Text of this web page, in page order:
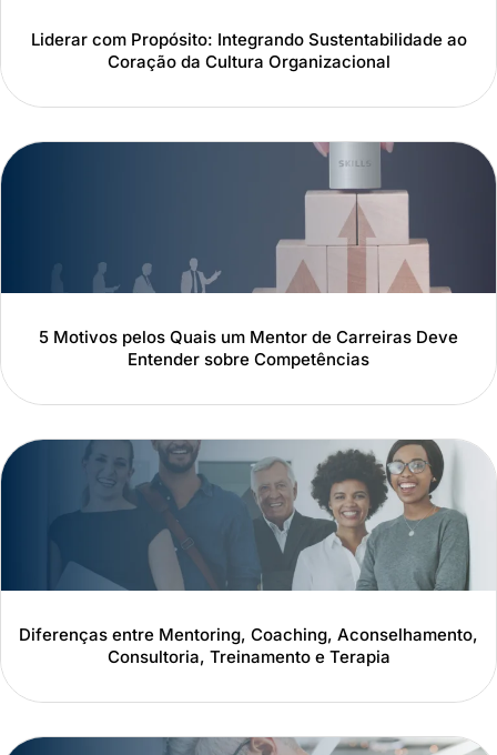
Liderar com Propósito: Integrando Sustentabilidade ao
Coração da Cultura Organizacional
5 Motivos pelos Quais um Mentor de Carreiras Deve
Entender sobre Competências
Diferenças entre Mentoring, Coaching, Aconselhamento,
Consultoria, Treinamento e Terapia